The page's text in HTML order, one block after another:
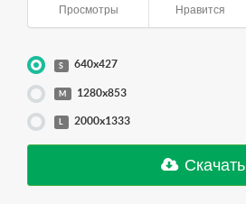
Просмотры Нравится
S 640x427
M 1280x853
L 2000x1333
Скачать